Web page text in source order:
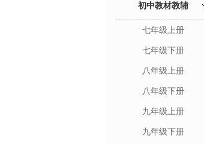
初中教材教辅
七年级上册
七年级下册
八年级上册
八年级下册
九年级上册
九年级下册